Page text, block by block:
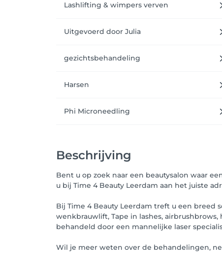
Lashlifting & wimpers verven
Uitgevoerd door Julia
gezichtsbehandeling
Harsen
Phi Microneedling
Beschrijving
Bent u op zoek naar een beautysalon waar
u bij Time 4 Beauty Leerdam aan het juiste
Bij Time 4 Beauty Leerdam treft u een breed
wenkbrauwlift, Tape in lashes,
behandeld door een mannelijke laser
Wil je meer weten over de behandelingen,